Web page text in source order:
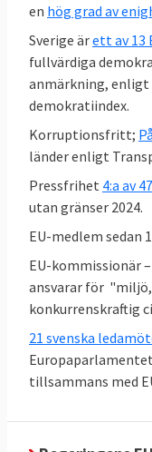
regeringen
EU-politik,
SD:s tidigare
Den höga
en hög grad av
Sverige ärett av 13
fullvärdiga
anmärkning, enligt
demokratiindex.
Korruptionsfritt;
länder enligt
Pressfrihet 4:a av
utan gränser 2024.
EU-medlem sedan
EU-kommissionär –
ansvarar för
konkurrenskraftig
21 svenska
tillsammans med